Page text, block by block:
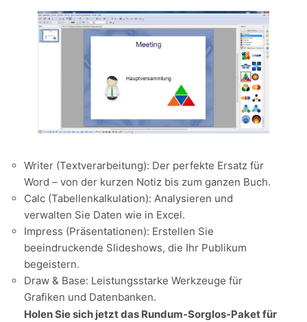
Writer (Textverarbeitung): Der perfekte Ersatz für
Word – von der kurzen Notiz bis zum ganzen Buch.
Calc (Tabellenkalkulation): Analysieren und
verwalten Sie Daten wie in Excel.
Impress (Präsentationen): Erstellen Sie
beeindruckende Slideshows, die Ihr Publikum
begeistern.
Draw & Base: Leistungsstarke Werkzeuge für
Grafiken und Datenbanken.
Holen Sie sich jetzt das Rundum-Sorglos-Paket für